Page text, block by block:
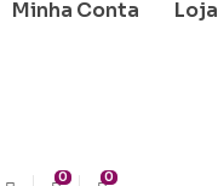
Minha Conta Loja
0 0